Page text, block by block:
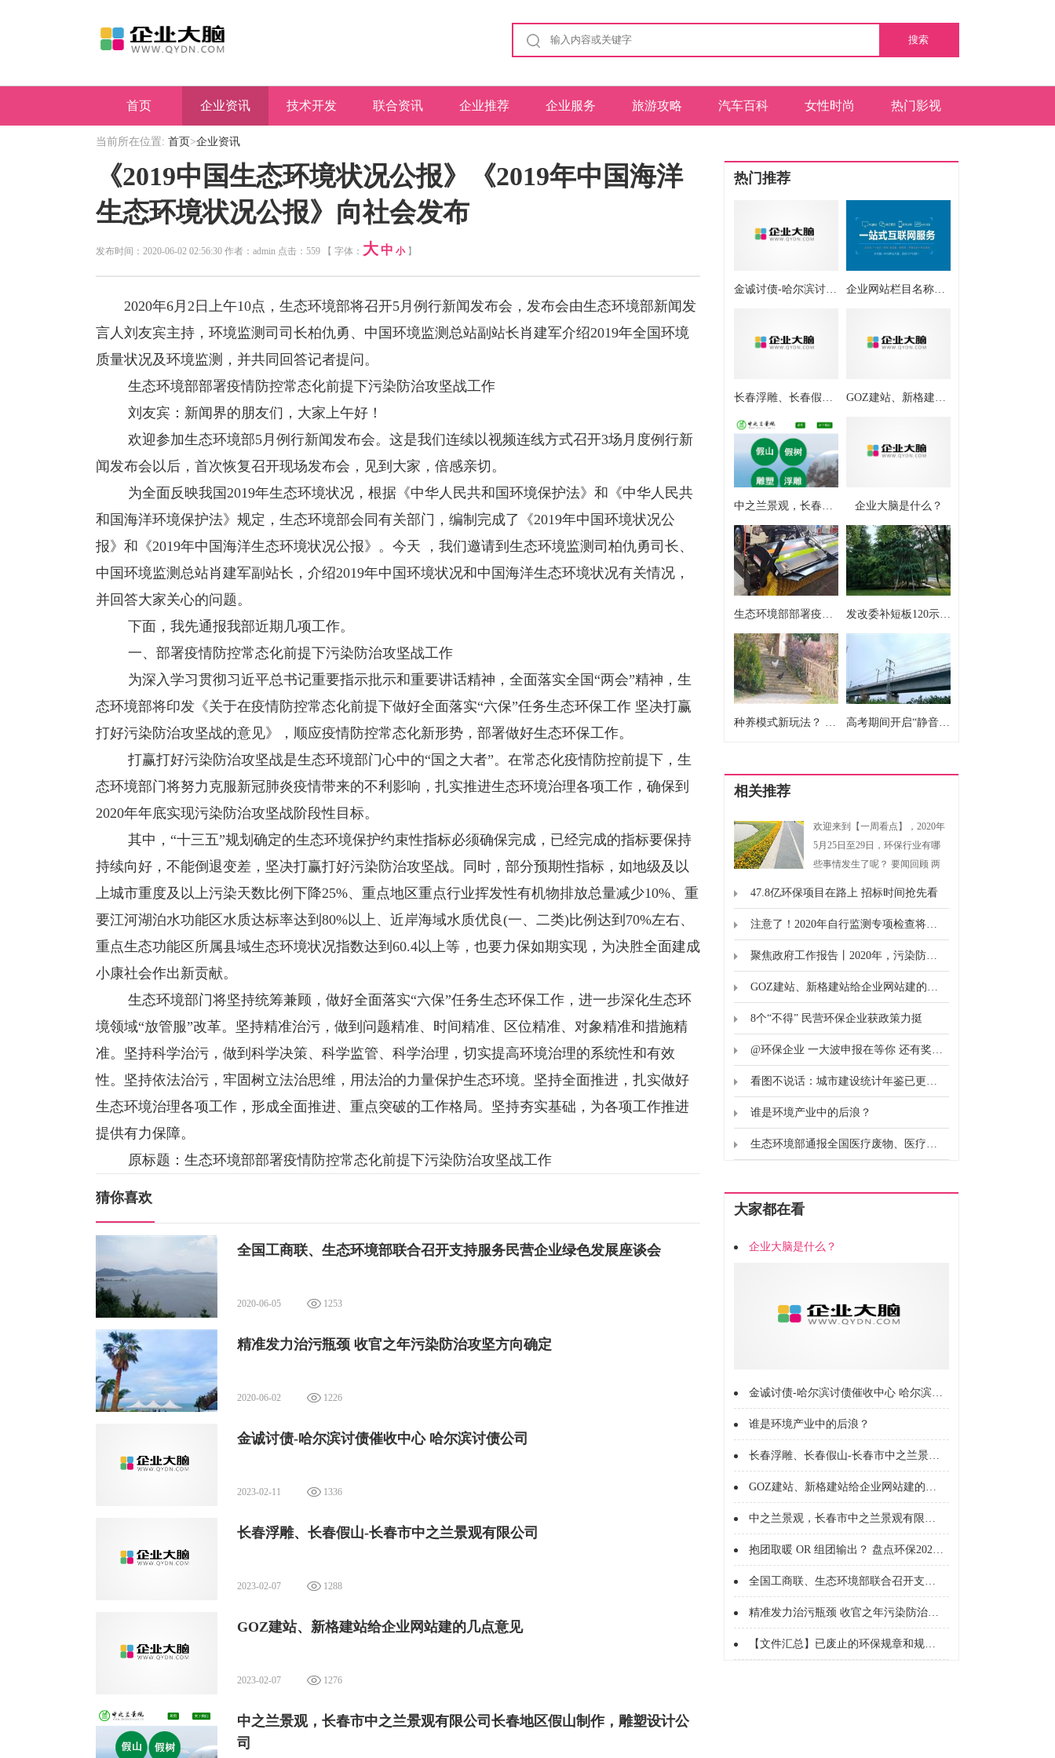
搜索
首页 企业资讯 技术开发 联合资讯 企业推荐 企业服务 旅游攻略 汽车百科 女性时尚 热门影视
当前所在位置: 首页>企业资讯
《2019中国生态环境状况公报》《2019年中国海洋
生态环境状况公报》向社会发布
发布时间：2020-06-02 02:56:30 作者：admin 点击：559 【 字体： 大 中 小】
2020年6月2日上午10点，生态环境部将召开5月例行新闻发布会，发布会由生态环境部新闻发
言人刘友宾主持，环境监测司司长柏仇勇、中国环境监测总站副站长肖建军介绍2019年全国环境
质量状况及环境监测，并共同回答记者提问。
生态环境部部署疫情防控常态化前提下污染防治攻坚战工作
刘友宾：新闻界的朋友们，大家上午好！
欢迎参加生态环境部5月例行新闻发布会。这是我们连续以视频连线方式召开3场月度例行新
闻发布会以后，首次恢复召开现场发布会，见到大家，倍感亲切。
为全面反映我国2019年生态环境状况，根据《中华人民共和国环境保护法》和《中华人民共
和国海洋环境保护法》规定，生态环境部会同有关部门，编制完成了《2019年中国环境状况公
报》和《2019年中国海洋生态环境状况公报》。今天 ，我们邀请到生态环境监测司柏仇勇司长、
中国环境监测总站肖建军副站长，介绍2019年中国环境状况和中国海洋生态环境状况有关情况，
并回答大家关心的问题。
下面，我先通报我部近期几项工作。
一、部署疫情防控常态化前提下污染防治攻坚战工作
为深入学习贯彻习近平总书记重要指示批示和重要讲话精神，全面落实全国“两会”精神，生
态环境部将印发《关于在疫情防控常态化前提下做好全面落实“六保”任务生态环保工作 坚决打赢
打好污染防治攻坚战的意见》，顺应疫情防控常态化新形势，部署做好生态环保工作。
打赢打好污染防治攻坚战是生态环境部门心中的“国之大者”。在常态化疫情防控前提下，生
态环境部门将努力克服新冠肺炎疫情带来的不利影响，扎实推进生态环境治理各项工作，确保到
2020年年底实现污染防治攻坚战阶段性目标。
其中，“十三五”规划确定的生态环境保护约束性指标必须确保完成，已经完成的指标要保持
持续向好，不能倒退变差，坚决打赢打好污染防治攻坚战。同时，部分预期性指标，如地级及以
上城市重度及以上污染天数比例下降25%、重点地区重点行业挥发性有机物排放总量减少10%、重
要江河湖泊水功能区水质达标率达到80%以上、近岸海域水质优良(一、二类)比例达到70%左右、
重点生态功能区所属县域生态环境状况指数达到60.4以上等，也要力保如期实现，为决胜全面建成
小康社会作出新贡献。
生态环境部门将坚持统筹兼顾，做好全面落实“六保”任务生态环保工作，进一步深化生态环
境领域“放管服”改革。坚持精准治污，做到问题精准、时间精准、区位精准、对象精准和措施精
准。坚持科学治污，做到科学决策、科学监管、科学治理，切实提高环境治理的系统性和有效
性。坚持依法治污，牢固树立法治思维，用法治的力量保护生态环境。坚持全面推进，扎实做好
生态环境治理各项工作，形成全面推进、重点突破的工作格局。坚持夯实基础，为各项工作推进
提供有力保障。
原标题：生态环境部部署疫情防控常态化前提下污染防治攻坚战工作
猜你喜欢
全国工商联、生态环境部联合召开支持服务民营企业绿色发展座谈会
2020-06-05 1253
精准发力治污瓶颈 收官之年污染防治攻坚方向确定
2020-06-02 1226
金诚讨债-哈尔滨讨债催收中心 哈尔滨讨债公司
2023-02-11 1336
长春浮雕、长春假山-长春市中之兰景观有限公司
2023-02-07 1288
GOZ建站、新格建站给企业网站建的几点意见
2023-02-07 1276
中之兰景观，长春市中之兰景观有限公司长春地区假山制作，雕塑设计公
司
热门推荐
金诚讨债-哈尔滨讨债催收中心 哈尔滨讨债公司 企业网站栏目名称英汉对照表，网站栏目名称英文【建站通宝】
长春浮雕、长春假山-长春市中之兰景观有限公司 GOZ建站、新格建站给企业网站建的几点意见
中之兰景观，长春市中之兰景观有限公司长春地区假山制作，雕塑设计公司 企业大脑是什么？
生态环境部部署疫情防控常态化前提下污染防治攻坚战工作 发改委补短板120示范县能打开1500县域环保局面么？
种养模式新玩法？ 蚂蚁庄园小鸡粑粑拿来种果树 高考期间开启“静音”模式 受益考生千万计
相关推荐
欢迎来到【一周看点】，2020年
5月25日至29日，环保行业有哪
些事情发生了呢？ 要闻回顾 两
可以回顾： 普法时刻 印发。...
47.8亿环保项目在路上 招标时间抢先看
注意了！2020年自行监测专项检查将启动！附自行监测编制要点及注意事项
聚焦政府工作报告丨2020年，污染防治目标盯牢6大板块
GOZ建站、新格建站给企业网站建的几点意见
8个“不得” 民营环保企业获政策力挺
@环保企业 一大波申报在等你 还有奖金政策不容错过
看图不说话：城市建设统计年鉴已更新 环保相关数据在这里
谁是环境产业中的后浪？
生态环境部通报全国医疗废物、医疗废水处置和环境监测情况（截至5月23日））
大家都在看
企业大脑是什么？
金诚讨债-哈尔滨讨债催收中心 哈尔滨讨债公司
谁是环境产业中的后浪？
长春浮雕、长春假山-长春市中之兰景观有限公司
GOZ建站、新格建站给企业网站建的几点意见
中之兰景观，长春市中之兰景观有限公司长春地区假山制作，雕塑设计公司
抱团取暖 OR 组团输出？ 盘点环保2020战略合作
全国工商联、生态环境部联合召开支持服务民营企业绿色发展座谈会
精准发力治污瓶颈 收官之年污染防治攻坚方向确定
【文件汇总】已废止的环保规章和规范性文件汇总